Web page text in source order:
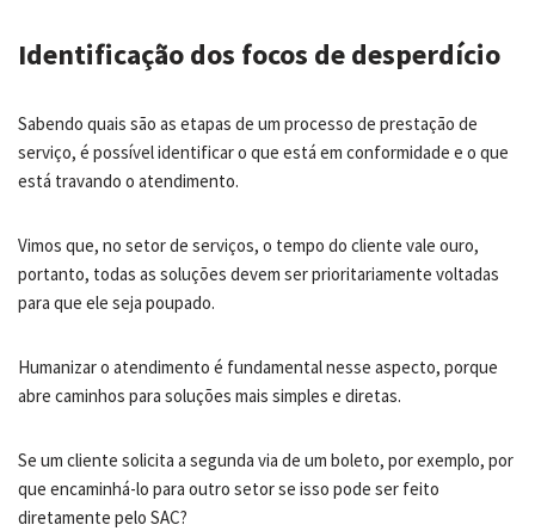
Identificação dos focos de desperdício
Sabendo quais são as etapas de um processo de prestação de
serviço, é possível identificar o que está em conformidade e o que
está travando o atendimento.
Vimos que, no setor de serviços, o tempo do cliente vale ouro,
portanto, todas as soluções devem ser prioritariamente voltadas
para que ele seja poupado.
Humanizar o atendimento é fundamental nesse aspecto, porque
abre caminhos para soluções mais simples e diretas.
Se um cliente solicita a segunda via de um boleto, por exemplo, por
que encaminhá-lo para outro setor se isso pode ser feito
diretamente pelo SAC?